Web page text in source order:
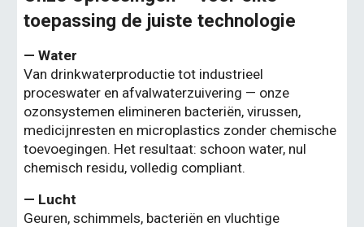
toepassing de juiste technologie
— Water
Van drinkwaterproductie tot industrieel
proceswater en afvalwaterzuivering — onze
ozonsystemen elimineren bacteriën, virussen,
medicijnresten en microplastics zonder chemische
toevoegingen. Het resultaat: schoon water, nul
chemisch residu, volledig compliant.
— Lucht
Geuren, schimmels, bacteriën en vluchtige